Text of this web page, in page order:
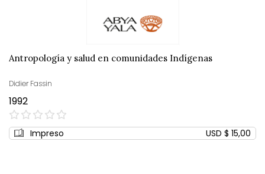
Antropología y salud en comunidades Indígenas
Didier Fassin
1992
0%
Impreso USD $ 15,00